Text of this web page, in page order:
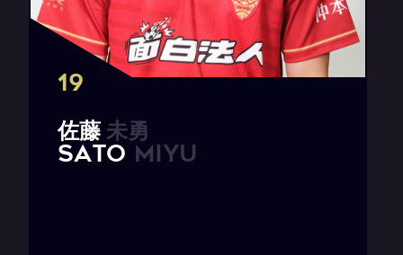
19
佐藤未勇
SATO Miyu